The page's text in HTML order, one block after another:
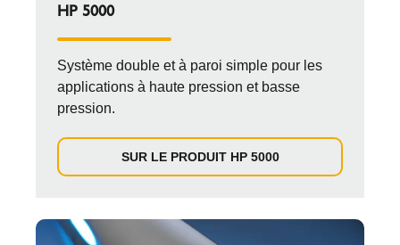
HP 5000
Système double et à paroi simple pour les
applications à haute pression et basse
pression.
SUR LE PRODUIT HP 5000